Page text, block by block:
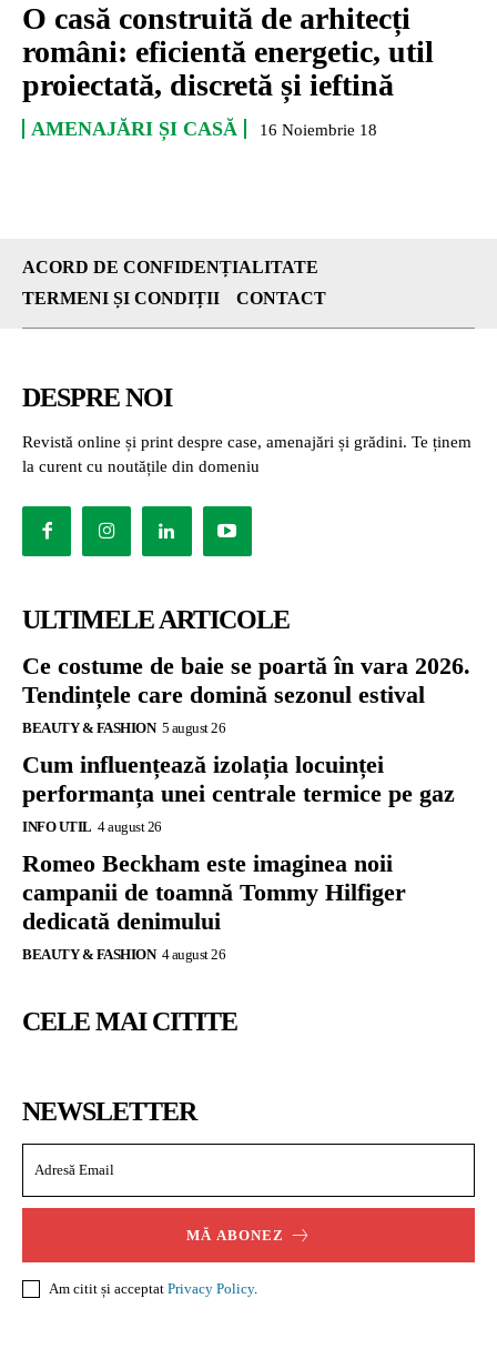
O casă construită de arhitecți
români: eficientă energetic, util
proiectată, discretă și ieftină
AMENAJĂRI ȘI CASĂ 16 Noiembrie 18
ACORD DE CONFIDENȚIALITATE
TERMENI ȘI CONDIȚII
CONTACT
DESPRE NOI
Revistă online și print despre case, amenajări și grădini. Te ținem
la curent cu noutățile din domeniu
ULTIMELE ARTICOLE
Ce costume de baie se poartă în vara 2026.
Tendințele care domină sezonul estival
BEAUTY & FASHION 5 august 26
Cum influențează izolația locuinței
performanța unei centrale termice pe gaz
INFO UTIL 4 august 26
Romeo Beckham este imaginea noii
campanii de toamnă Tommy Hilfiger
dedicată denimului
BEAUTY & FASHION 4 august 26
CELE MAI CITITE
NEWSLETTER
MĂ ABONEZ
Am citit și acceptat Privacy Policy.